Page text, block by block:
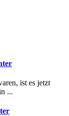
ist es jetzt
...